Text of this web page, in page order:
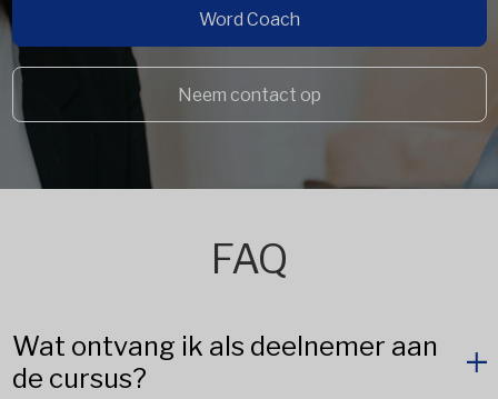
Word Coach
Neem contact op
FAQ
Wat ontvang ik als deelnemer aan
de cursus?